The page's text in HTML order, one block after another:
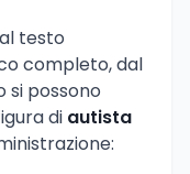
testo
completo, dal
possono
di autista